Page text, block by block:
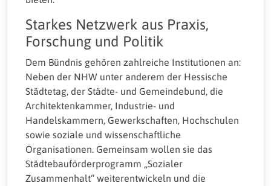
Starkes Netzwerk aus Praxis,
Forschung und Politik
Dem Bündnis gehören zahlreiche Institutionen an:
Neben der NHW unter anderem der Hessische
Städtetag, der Städte- und Gemeindebund, die
Architektenkammer, Industrie- und
Handelskammern, Gewerkschaften, Hochschulen
sowie soziale und wissenschaftliche
Organisationen. Gemeinsam wollen sie das
Städtebauförderprogramm „Sozialer
Zusammenhalt“ weiterentwickeln und die